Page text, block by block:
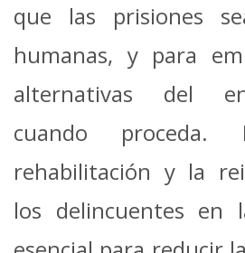
que las prisiones
humanas, y para
alternativas del
cuando proceda.
rehabilitación y la
los delincuentes en